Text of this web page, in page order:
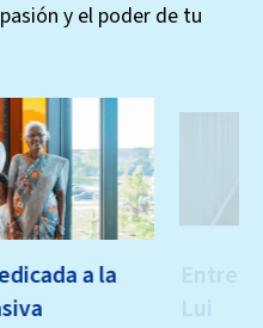
y el poder de tu
a la